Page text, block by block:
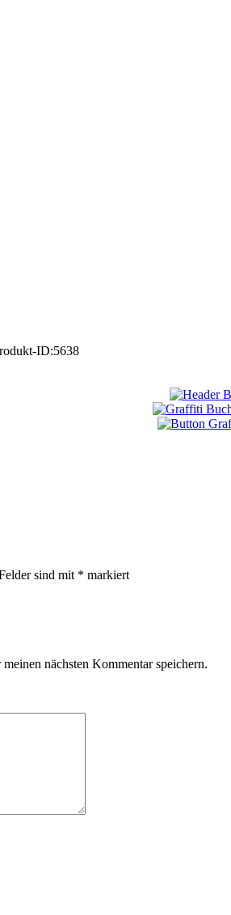
ID:5638
sind mit * markiert
nächsten Kommentar speichern.